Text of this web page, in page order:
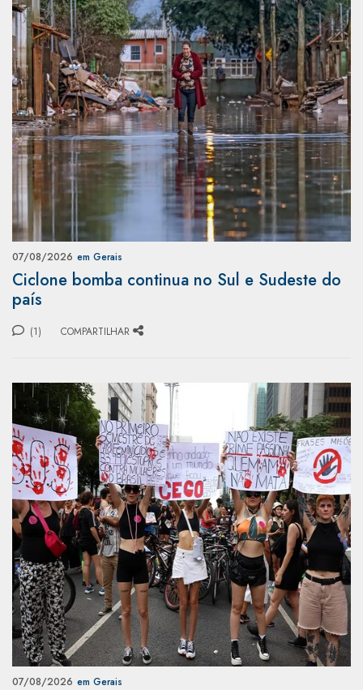
07/08/2026 em Gerais
Ciclone bomba continua no Sul e Sudeste do
país
(1) COMPARTILHAR
07/08/2026 em Gerais